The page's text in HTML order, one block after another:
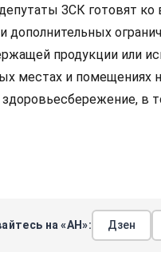
ЗСК готовят
дополнительных
продукции или
местах и помещениях
в
на «АН»: Дзен